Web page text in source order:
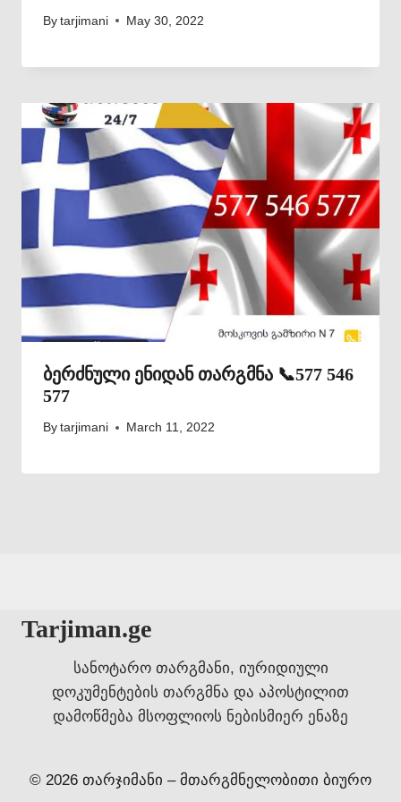
By tarjimani May 30, 2022
ბერძნული ენიდან თარგმნა 📞577 546
577
By tarjimani March 11, 2022
Tarjiman.ge
სანოტარო თარგმანი, იურიდიული
დოკუმენტების თარგმნა და აპოსტილით
დამოწმება მსოფლიოს ნებისმიერ ენაზე
© 2026 თარჯიმანი – მთარგმნელობითი ბიურო